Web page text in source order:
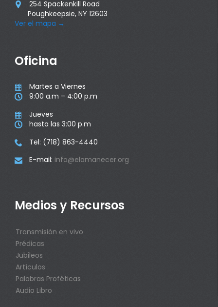

254 Spackenkill Road
Poughkeepsie, NY 12603
Ver el mapa →
Oficina
 Martes a Viernes
 9:00 a.m – 4:00 p.m
 Jueves
 hasta las 3:00 p.m
 Tel: (718) 863-4440
 E-mail: info@elamanecer.org
Medios y Recursos
Transmisión en vivo
Prédicas
Jubileos
Artículos
Palabras Proféticas
Audio Libro